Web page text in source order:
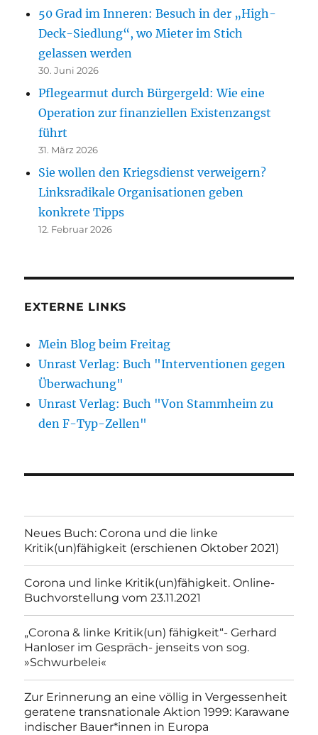
50 Grad im Inneren: Besuch in der „High-
Deck-Siedlung“, wo Mieter im Stich
gelassen werden
30. Juni 2026
Pflegearmut durch Bürgergeld: Wie eine
Operation zur finanziellen Existenzangst
führt
31. März 2026
Sie wollen den Kriegsdienst verweigern?
Linksradikale Organisationen geben
konkrete Tipps
12. Februar 2026
EXTERNE LINKS
Mein Blog beim Freitag
Unrast Verlag: Buch "Interventionen gegen
Überwachung"
Unrast Verlag: Buch "Von Stammheim zu
den F-Typ-Zellen"
Neues Buch: Corona und die linke
Kritik(un)fähigkeit (erschienen Oktober 2021)
Corona und linke Kritik(un)fähigkeit. Online-
Buchvorstellung vom 23.11.2021
„Corona & linke Kritik(un) fähigkeit“- Gerhard
Hanloser im Gespräch- jenseits von sog.
»Schwurbelei«
Zur Erinnerung an eine völlig in Vergessenheit
geratene transnationale Aktion 1999: Karawane
indischer Bauer*innen in Europa